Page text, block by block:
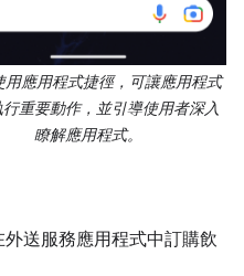
用應用程式捷徑，可讓應用程式
行重要動作，並引導使用者深入
瞭解應用程式。
送服務應用程式中訂購飲